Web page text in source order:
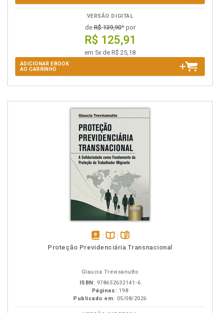
VERSÃO DIGITAL
deR$ 139,90* por
R$ 125,91
em 5x de R$ 25,18
ADICIONAR EBOOK
AO CARRINHO
disponívelDisponível
páginas
Proteção Previdenciária Transnacional
Glaucia Trevisanutto
ISBN: 978652632141-6
Páginas: 198
Publicado em: 05/08/2026